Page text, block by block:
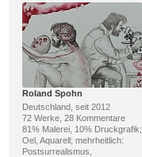
Roland Spohn
Deutschland, seit 2012
72 Werke, 28 Kommentare
81% Malerei, 10% Druckgrafik;
Oel, Aquarell; mehrheitlich:
Postsurrealismus,